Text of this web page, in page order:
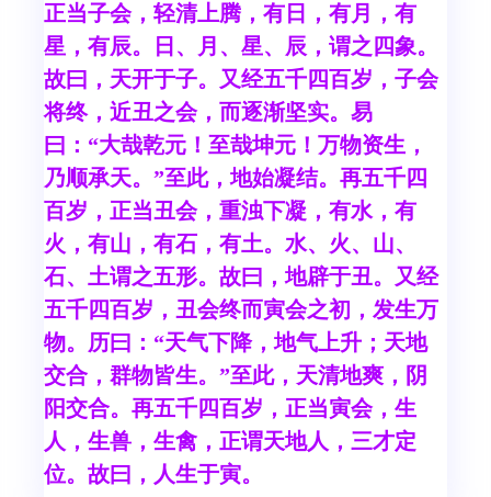
正当子会，轻清上腾，有日，有月，有
星，有辰。日、月、星、辰，谓之四象。
故曰，天开于子。又经五千四百岁，子会
将终，近丑之会，而逐渐坚实。易
曰：“大哉乾元！至哉坤元！万物资生，
乃顺承天。”至此，地始凝结。再五千四
百岁，正当丑会，重浊下凝，有水，有
火，有山，有石，有土。水、火、山、
石、土谓之五形。故曰，地辟于丑。又经
五千四百岁，丑会终而寅会之初，发生万
物。历曰：“天气下降，地气上升；天地
交合，群物皆生。”至此，天清地爽，阴
阳交合。再五千四百岁，正当寅会，生
人，生兽，生禽，正谓天地人，三才定
位。故曰，人生于寅。